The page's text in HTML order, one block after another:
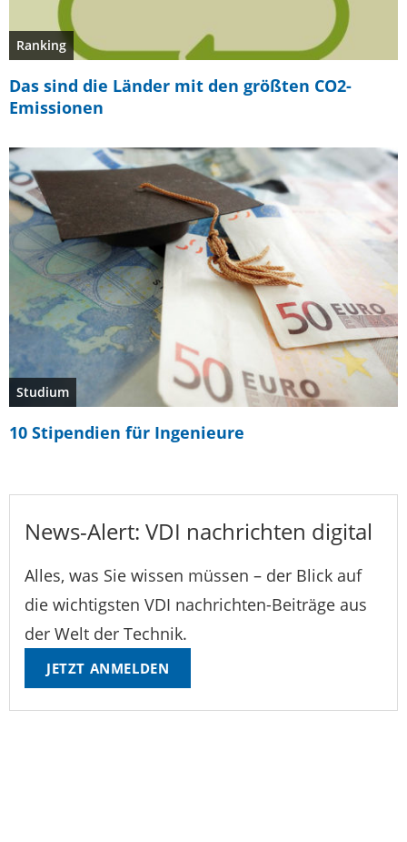
Ranking
Das sind die Länder mit den größten CO2-
Emissionen
Studium
10 Stipendien für Ingenieure
News-Alert: VDI nachrichten digital
Alles, was Sie wissen müssen – der Blick auf
die wichtigsten VDI nachrichten-Beiträge aus
der Welt der Technik.
JETZT ANMELDEN